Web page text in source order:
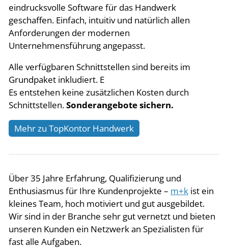
eindrucksvolle Software für das Handwerk
geschaffen. Einfach, intuitiv und natürlich allen
Anforderungen der modernen
Unternehmensführung angepasst.
Alle verfügbaren Schnittstellen sind bereits im
Grundpaket inkludiert. E
Es entstehen keine zusätzlichen Kosten durch
Schnittstellen.Sonderangebote sichern.
Mehr zu TopKontor Handwerk
Über 35 Jahre Erfahrung, Qualifizierung und
Enthusiasmus für Ihre Kundenprojekte – m+k ist ein
kleines Team, hoch motiviert und gut ausgebildet.
Wir sind in der Branche sehr gut vernetzt und bieten
unseren Kunden ein Netzwerk an Spezialisten für
fast alle Aufgaben.